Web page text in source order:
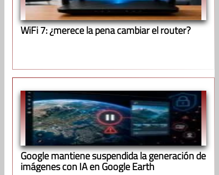
WiFi 7: ¿merece la pena cambiar el router?
Google mantiene suspendida la generación de
imágenes con IA en Google Earth